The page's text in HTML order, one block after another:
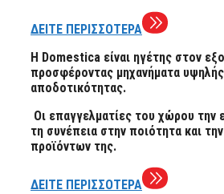
ΔΕΙΤΕ ΠΕΡΙΣΣΟΤΕΡΑ
Η Domestica είναι ηγέτης στον
προσφέροντας μηχανήματα υψηλής
αποδοτικότητας.
Οι επαγγελματίες του χώρου την
τη συνέπεια στην ποιότητα και
προϊόντων της.
ΔΕΙΤΕ ΠΕΡΙΣΣΟΤΕΡΑ